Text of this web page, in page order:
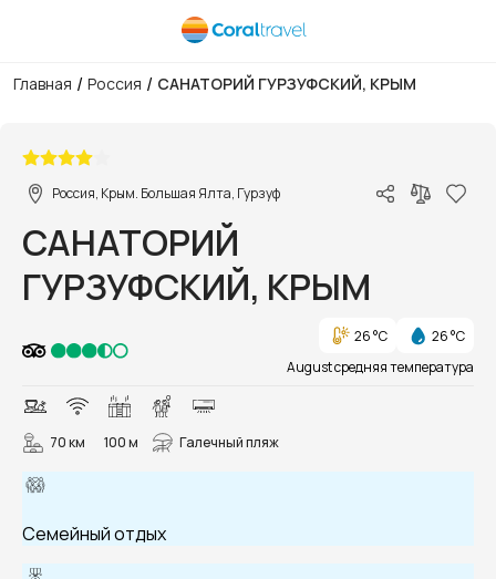
Главная / Россия / САНАТОРИЙ ГУРЗУФСКИЙ, КРЫМ
Россия, Крым. Большая Ялта, Гурзуф
САНАТОРИЙ
ГУРЗУФСКИЙ, КРЫМ
26 °C
26 °C
August средняя температура
70 км 100 м Галечный пляж
Семейный отдых